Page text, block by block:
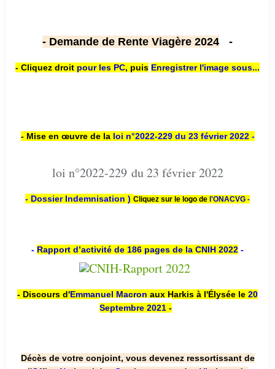
- Demande de Rente Viagère 2024 -
- Cliquez droit pour les PC, puis Enregistrer l'image sous...
- Mise en œuvre de la loi n°2022-229 du 23 février 2022 -
loi n°2022-229 du 23 février 2022
- Dossier Indemnisation ) Cliquez sur le logo de l'ONACVG -
- Rapport d’activité de 186 pages de la CNIH 2022 -
- Discours d'Emmanuel Macron aux Harkis à l'Élysée le 20
Septembre 2021 -
Décès de votre conjoint, vous devenez ressortissant de